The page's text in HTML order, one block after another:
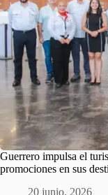
Guerrero impulsa el
promociones en sus
20 junio, 2026